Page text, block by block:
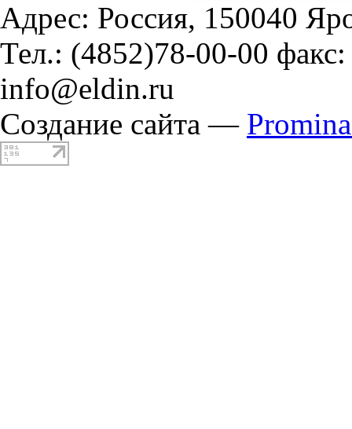
Адрес: Россия, 150040
Тел.: (4852)78-00-00
info@eldin.ru
Создание сайта —